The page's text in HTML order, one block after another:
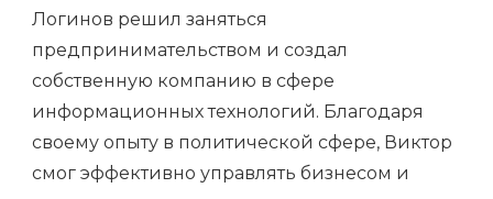
Логинов решил заняться
предпринимательством и создал
собственную компанию в сфере
информационных технологий. Благодаря
своему опыту в политической сфере, Виктор
смог эффективно управлять бизнесом и